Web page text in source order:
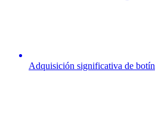
Adquisición significativa de botín